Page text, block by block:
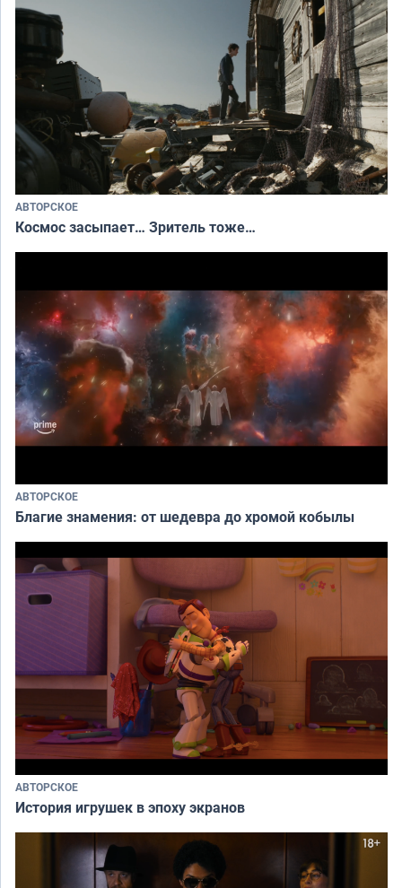
АВТОРСКОЕ
Космос засыпает… Зритель тоже…
АВТОРСКОЕ
Благие знамения: от шедевра до хромой кобылы
АВТОРСКОЕ
История игрушек в эпоху экранов